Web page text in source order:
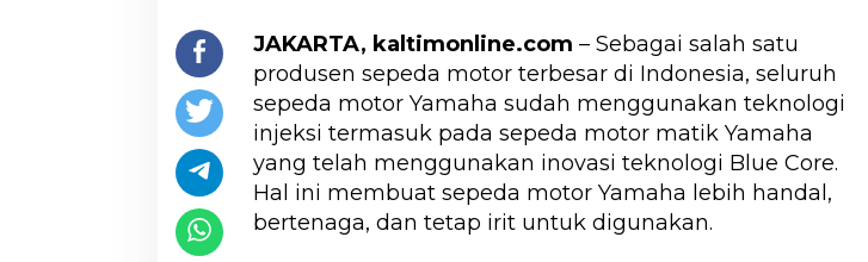
JAKARTA, kaltimonline.com – Sebagai salah satu
produsen sepeda motor terbesar di Indonesia, seluruh
sepeda motor Yamaha sudah menggunakan teknologi
injeksi termasuk pada sepeda motor matik Yamaha
yang telah menggunakan inovasi teknologi Blue Core.
Hal ini membuat sepeda motor Yamaha lebih handal,
bertenaga, dan tetap irit untuk digunakan.